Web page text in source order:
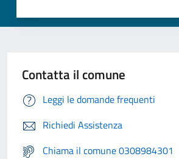
Contatta il comune
Leggi le domande frequenti
Richiedi Assistenza
Chiama il comune 0308984301